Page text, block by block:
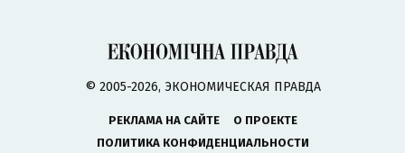
© 2005-2026, ЭКОНОМИЧЕСКАЯ ПРАВДА
РЕКЛАМА НА САЙТЕ
О ПРОЕКТЕ
ПОЛИТИКА КОНФИДЕНЦИАЛЬНОСТИ